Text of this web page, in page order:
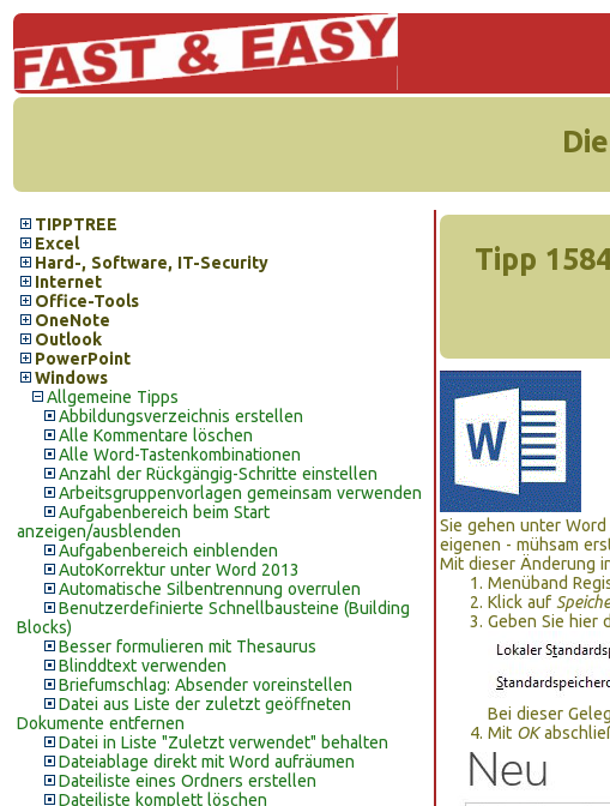
TIPPTREE
Excel
Hard-, Software, IT-Security
Internet
Office-Tools
OneNote
Outlook
PowerPoint
Windows
Allgemeine Tipps
Abbildungsverzeichnis erstellen
Alle Kommentare löschen
Alle Word-Tastenkombinationen
Anzahl der Rückgängig-Schritte einstellen
Arbeitsgruppenvorlagen gemeinsam verwenden
Aufgabenbereich beim Start
anzeigen/ausblenden
Aufgabenbereich einblenden
AutoKorrektur unter Word 2013
Automatische Silbentrennung overrulen
Benutzerdefinierte Schnellbausteine (Building
Blocks)
Besser formulieren mit Thesaurus
Blinddtext verwenden
Briefumschlag: Absender voreinstellen
Datei aus Liste der zuletzt geöffneten
Dokumente entfernen
Datei in Liste "Zuletzt verwendet" behalten
Dateiablage direkt mit Word aufräumen
Dateiliste eines Ordners erstellen
Dateiliste komplett löschen
Tipp
Sie gehen unter
eigenen - mühsam
Mit dieser Änderung
Menüband
Klick auf
Geben Sie hier
Bei dieser
Mit OK